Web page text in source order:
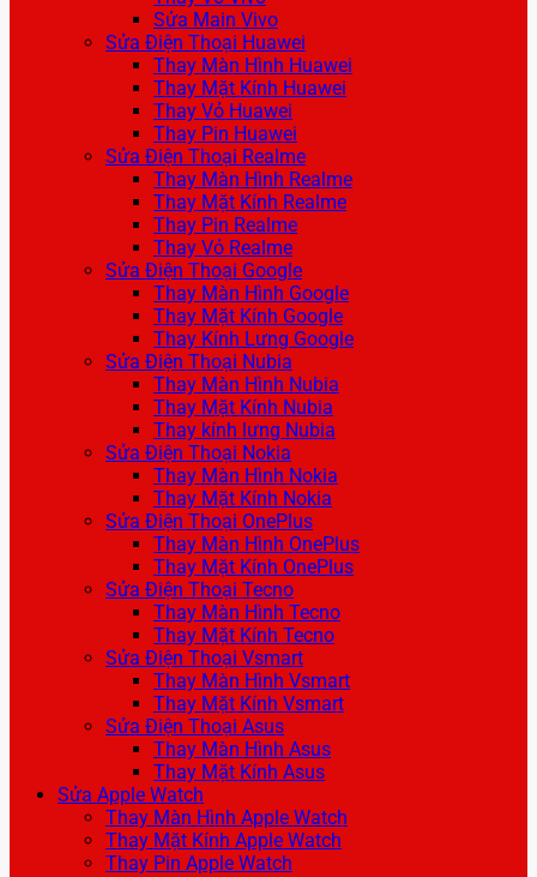
Sửa Main Vivo
Sửa Điện Thoại Huawei
Thay Màn Hình Huawei
Thay Mặt Kính Huawei
Thay Vỏ Huawei
Thay Pin Huawei
Sửa Điện Thoại Realme
Thay Màn Hình Realme
Thay Mặt Kính Realme
Thay Pin Realme
Thay Vỏ Realme
Sửa Điện Thoại Google
Thay Màn Hình Google
Thay Mặt Kính Google
Thay Kính Lưng Google
Sửa Điện Thoại Nubia
Thay Màn Hình Nubia
Thay Mặt Kính Nubia
Thay kính lưng Nubia
Sửa Điện Thoại Nokia
Thay Màn Hình Nokia
Thay Mặt Kính Nokia
Sửa Điện Thoại OnePlus
Thay Màn Hình OnePlus
Thay Mặt Kính OnePlus
Sửa Điện Thoại Tecno
Thay Màn Hình Tecno
Thay Mặt Kính Tecno
Sửa Điện Thoại Vsmart
Thay Màn Hình Vsmart
Thay Mặt Kính Vsmart
Sửa Điện Thoại Asus
Thay Màn Hình Asus
Thay Mặt Kính Asus
Sửa Apple Watch
Thay Màn Hình Apple Watch
Thay Mặt Kính Apple Watch
Thay Pin Apple Watch